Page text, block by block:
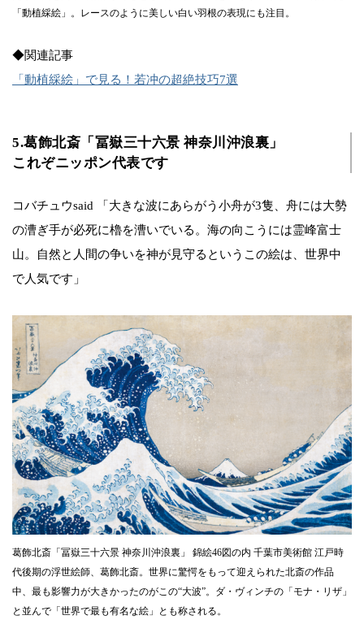
「動植綵絵」。レースのように美しい白い羽根の表現にも注目。
◆関連記事
「動植綵絵」で見る！若冲の超絶技巧7選
5.葛飾北斎「冨嶽三十六景 神奈川沖浪裏」
これぞニッポン代表です
コバチュウsaid 「大きな波にあらがう小舟が3隻、舟には大勢
の漕ぎ手が必死に櫓を漕いでいる。海の向こうには霊峰富士
山。自然と人間の争いを神が見守るというこの絵は、世界中
で人気です」
葛飾北斎「冨嶽三十六景 神奈川沖浪裏」 錦絵46図の内 千葉市美術館 江戸時
代後期の浮世絵師、葛飾北斎。世界に驚愕をもって迎えられた北斎の作品
中、最も影響力が大きかったのがこの“大波”。ダ・ヴィンチの「モナ・リザ」
と並んで「世界で最も有名な絵」とも称される。